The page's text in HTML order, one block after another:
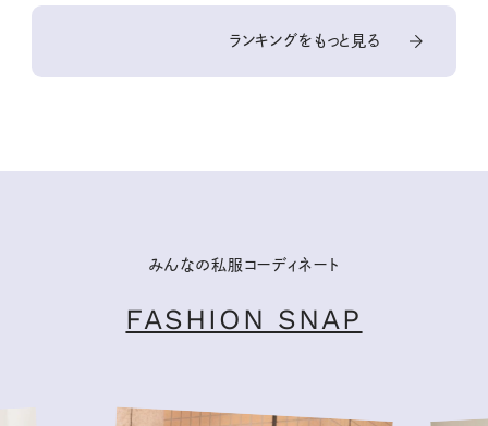
ランキングをもっと見る
みんなの私服コーディネート
FASHION SNAP